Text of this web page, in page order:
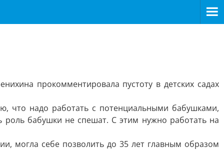
прокомментировала пустоту в детских садах
что надо работать с потенциальными бабушками,
роль бабушки не спешат. С этим нужно работать на
могла себе позволить до 35 лет главным образом